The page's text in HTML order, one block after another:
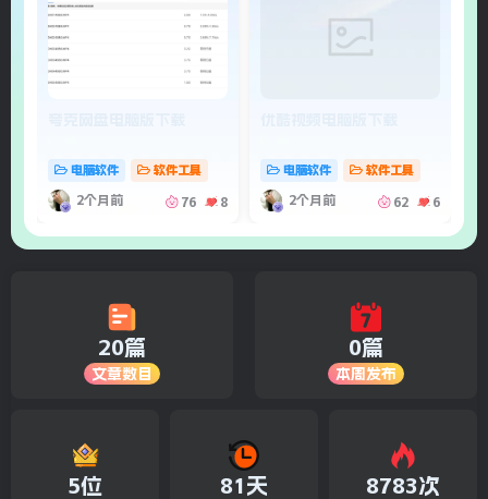
电脑软件 软件工具
2个月前 76 8
电脑软件 软件工具
2个月前 62 6
20篇
文章数目
0篇
本周发布
5位 81天 8783次